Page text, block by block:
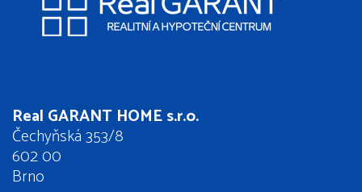
Real GARANT HOME s.r.o.
Čechyňská 353/8
602 00
Brno